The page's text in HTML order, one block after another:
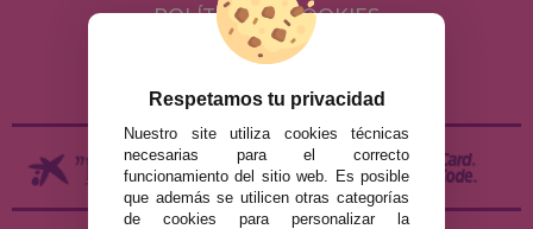
POLÍTICA DE COOKIES
ENVÍOS Y DEVOLUCIONES
Respetamos tu privacidad
Nuestro site utiliza cookies técnicas
necesarias para el correcto
funcionamiento del sitio web. Es posible
que además se utilicen otras categorías
de cookies para personalizar la